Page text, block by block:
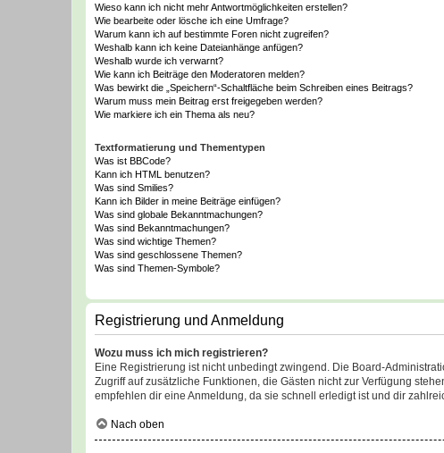
Wieso kann ich nicht mehr Antwortmöglichkeiten erstellen?
Wie bearbeite oder lösche ich eine Umfrage?
Warum kann ich auf bestimmte Foren nicht zugreifen?
Weshalb kann ich keine Dateianhänge anfügen?
Weshalb wurde ich verwarnt?
Wie kann ich Beiträge den Moderatoren melden?
Was bewirkt die „Speichern“-Schaltfläche beim Schreiben eines Beitrags?
Warum muss mein Beitrag erst freigegeben werden?
Wie markiere ich ein Thema als neu?
Textformatierung und Thementypen
Was ist BBCode?
Kann ich HTML benutzen?
Was sind Smilies?
Kann ich Bilder in meine Beiträge einfügen?
Was sind globale Bekanntmachungen?
Was sind Bekanntmachungen?
Was sind wichtige Themen?
Was sind geschlossene Themen?
Was sind Themen-Symbole?
Registrierung und Anmeldung
Wozu muss ich mich registrieren?
Eine Registrierung ist nicht unbedingt zwingend. Die Board-
Zugriff auf zusätzliche Funktionen, die Gästen nicht zur Verfügung
empfehlen dir eine Anmeldung, da sie schnell erledigt ist und dir
Nach oben